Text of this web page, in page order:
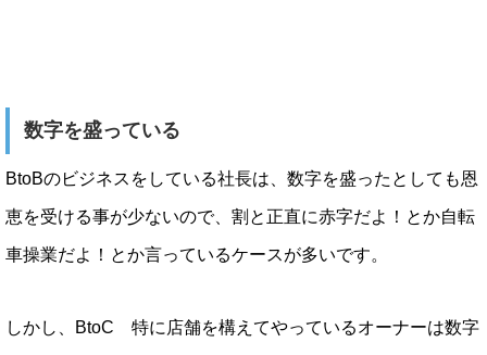
数字を盛っている
BtoBのビジネスをしている社長は、数字を盛ったとしても恩
恵を受ける事が少ないので、割と正直に赤字だよ！とか自転
車操業だよ！とか言っているケースが多いです。
しかし、BtoC 特に店舗を構えてやっているオーナーは数字